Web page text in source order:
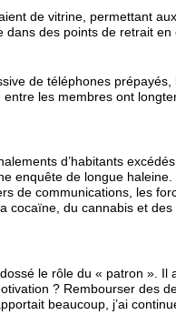
de vitrine, permettant
des points de retrait en
de téléphones
les membres ont
d’habitants
enquête de longue
de communications, les
cocaïne, du cannabis et
le rôle du « patron ». Il
? Rembourser des
beaucoup, j’ai